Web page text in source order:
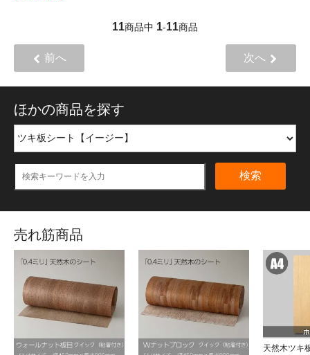
11商品中 1-11商品
前へ 次へ
ほかの商品を探す
検索
売れ筋商品
天然木ツキ